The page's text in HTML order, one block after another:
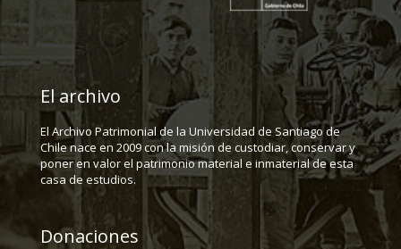
El archivo
El Archivo Patrimonial de la Universidad de Santiago de
Chile nace en 2009 con la misión de custodiar, conservar y
poner en valor el patrimonio material e inmaterial de esta
casa de estudios.
Donaciones